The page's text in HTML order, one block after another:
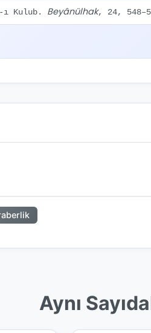
Kulub. Beyânülhak, 24,
Aynı